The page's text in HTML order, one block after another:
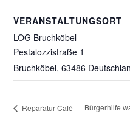
VERANSTALTUNGSORT
LOG Bruchköbel
Pestalozzistraße 1
Bruchköbel, 63486
Reparatur-Café Bürgerhilfe